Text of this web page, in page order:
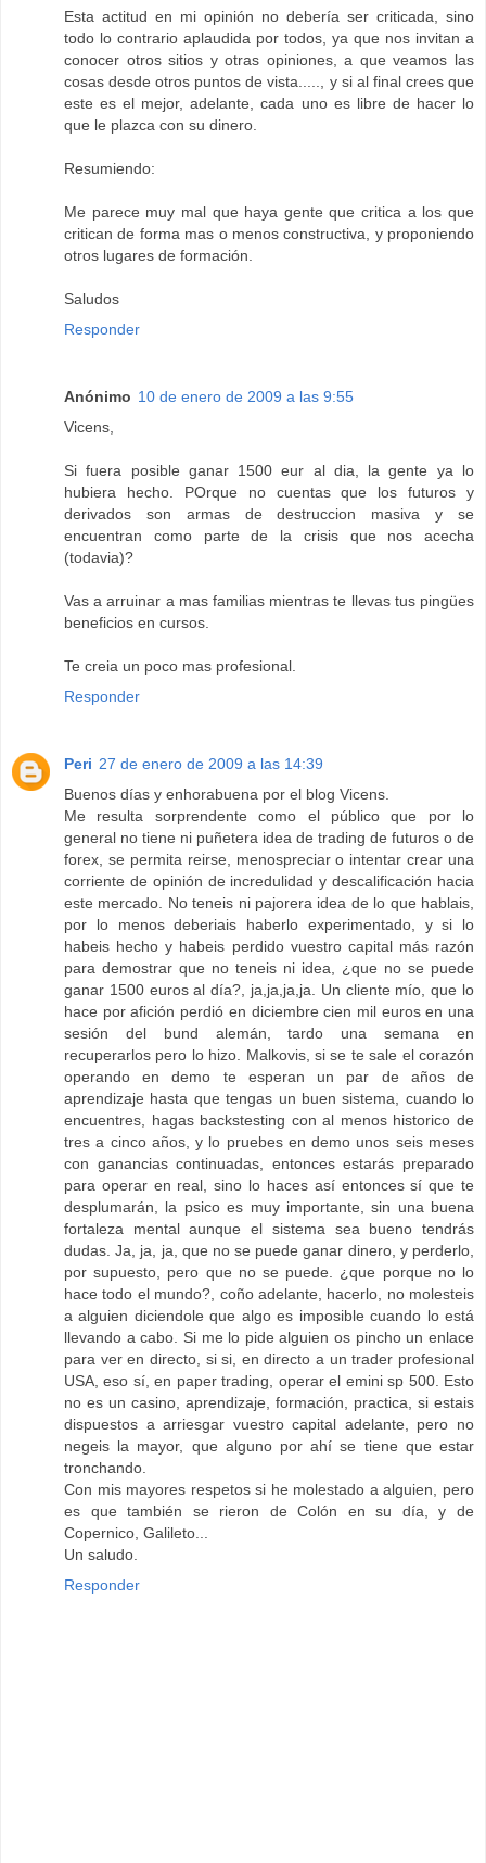
Esta actitud en mi opinión no debería ser criticada, sino
todo lo contrario aplaudida por todos, ya que nos invitan a
conocer otros sitios y otras opiniones, a que veamos las
cosas desde otros puntos de vista....., y si al final crees que
este es el mejor, adelante, cada uno es libre de hacer lo
que le plazca con su dinero.
Resumiendo:
Me parece muy mal que haya gente que critica a los que
critican de forma mas o menos constructiva, y proponiendo
otros lugares de formación.
Saludos
Responder
Anónimo 10 de enero de 2009 a las 9:55
Vicens,
Si fuera posible ganar 1500 eur al dia, la gente ya lo
hubiera hecho. POrque no cuentas que los futuros y
derivados son armas de destruccion masiva y se
encuentran como parte de la crisis que nos acecha
(todavia)?
Vas a arruinar a mas familias mientras te llevas tus pingües
beneficios en cursos.
Te creia un poco mas profesional.
Responder
Peri 27 de enero de 2009 a las 14:39
Buenos días y enhorabuena por el blog Vicens.
Me resulta sorprendente como el público que por lo
general no tiene ni puñetera idea de trading de futuros o de
forex, se permita reirse, menospreciar o intentar crear una
corriente de opinión de incredulidad y descalificación hacia
este mercado. No teneis ni pajorera idea de lo que hablais,
por lo menos deberiais haberlo experimentado, y si lo
habeis hecho y habeis perdido vuestro capital más razón
para demostrar que no teneis ni idea, ¿que no se puede
ganar 1500 euros al día?, ja,ja,ja,ja. Un cliente mío, que lo
hace por afición perdió en diciembre cien mil euros en una
sesión del bund alemán, tardo una semana en
recuperarlos pero lo hizo. Malkovis, si se te sale el corazón
operando en demo te esperan un par de años de
aprendizaje hasta que tengas un buen sistema, cuando lo
encuentres, hagas backstesting con al menos historico de
tres a cinco años, y lo pruebes en demo unos seis meses
con ganancias continuadas, entonces estarás preparado
para operar en real, sino lo haces así entonces sí que te
desplumarán, la psico es muy importante, sin una buena
fortaleza mental aunque el sistema sea bueno tendrás
dudas. Ja, ja, ja, que no se puede ganar dinero, y perderlo,
por supuesto, pero que no se puede. ¿que porque no lo
hace todo el mundo?, coño adelante, hacerlo, no molesteis
a alguien diciendole que algo es imposible cuando lo está
llevando a cabo. Si me lo pide alguien os pincho un enlace
para ver en directo, si si, en directo a un trader profesional
USA, eso sí, en paper trading, operar el emini sp 500. Esto
no es un casino, aprendizaje, formación, practica, si estais
dispuestos a arriesgar vuestro capital adelante, pero no
negeis la mayor, que alguno por ahí se tiene que estar
tronchando.
Con mis mayores respetos si he molestado a alguien, pero
es que también se rieron de Colón en su día, y de
Copernico, Galileto...
Un saludo.
Responder